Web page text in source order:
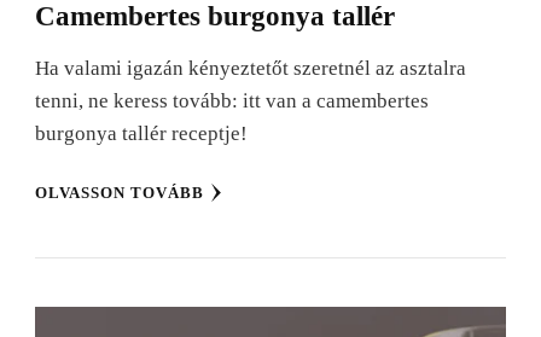
Camembertes burgonya tallér
Ha valami igazán kényeztetőt szeretnél az asztalra
tenni, ne keress tovább: itt van a camembertes
burgonya tallér receptje!
OLVASSON TOVÁBB